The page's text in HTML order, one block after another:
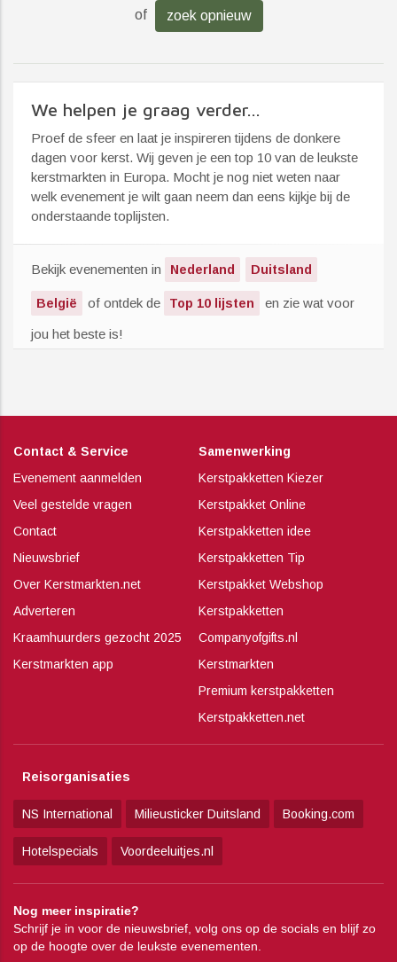
of zoek opnieuw
We helpen je graag verder...
Proef de sfeer en laat je inspireren tijdens de donkere
dagen voor kerst. Wij geven je een top 10 van de leukste
kerstmarkten in Europa. Mocht je nog niet weten naar
welk evenement je wilt gaan neem dan eens kijkje bij de
onderstaande toplijsten.
Bekijk evenementen in Nederland Duitsland
België of ontdek de Top 10 lijsten en zie wat voor
jou het beste is!
Contact & Service
Evenement aanmelden
Veel gestelde vragen
Contact
Nieuwsbrief
Over Kerstmarkten.net
Adverteren
Kraamhuurders gezocht 2025
Kerstmarkten app
Samenwerking
Kerstpakketten Kiezer
Kerstpakket Online
Kerstpakketten idee
Kerstpakketten Tip
Kerstpakket Webshop
Kerstpakketten
Companyofgifts.nl
Kerstmarkten
Premium kerstpakketten
Kerstpakketten.net
Reisorganisaties
NS International Milieusticker Duitsland Booking.com
Hotelspecials Voordeeluitjes.nl
Nog meer inspiratie?
Schrijf je in voor de nieuwsbrief, volg ons op de socials en blijf zo
op de hoogte over de leukste evenementen.